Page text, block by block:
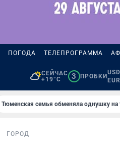
ПОГОДА ТЕЛЕПРОГРАММА
СЕЙЧАС
+19°C
3 ПРОБКИ
Тюменская семья обменяла однушку на
ГОРОД